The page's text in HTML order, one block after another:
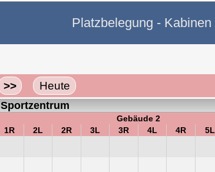
Platzbelegung - Kabinen
>> Heute
Sportzentrum
Gebäude 2
1R 2L 2R 3L 3R 4L 4R 5L